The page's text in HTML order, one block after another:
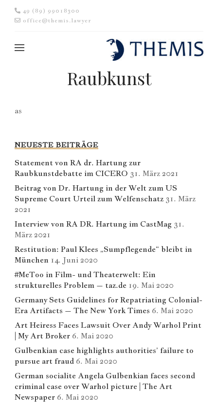
49 (89) 99018300
office@themis.lawyer
Raubkunst
as
NEUESTE BEITRÄGE
Statement von RA dr. Hartung zur
Raubkunstdebatte im CICERO 31. März 2021
Beitrag von Dr. Hartung in der Welt zum US
Supreme Court Urteil zum Welfenschatz 31. März
2021
Interview von RA DR. Hartung im CastMag 31.
März 2021
Restitution: Paul Klees „Sumpflegende“ bleibt in
München 14. Juni 2020
#MeToo in Film- und Theaterwelt: Ein
strukturelles Problem – taz.de 19. Mai 2020
Germany Sets Guidelines for Repatriating Colonial-
Era Artifacts – The New York Times 6. Mai 2020
Art Heiress Faces Lawsuit Over Andy Warhol Print
| My Art Broker 6. Mai 2020
Gulbenkian case highlights authorities’ failure to
pursue art fraud 6. Mai 2020
German socialite Angela Gulbenkian faces second
criminal case over Warhol picture | The Art
Newspaper 6. Mai 2020